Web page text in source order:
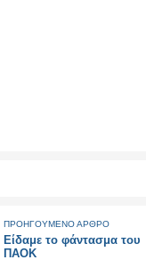
ΠΡΟΗΓΟΥΜΕΝΟ ΑΡΘΡΟ
Είδαμε το φάντασμα του
ΠΑΟΚ